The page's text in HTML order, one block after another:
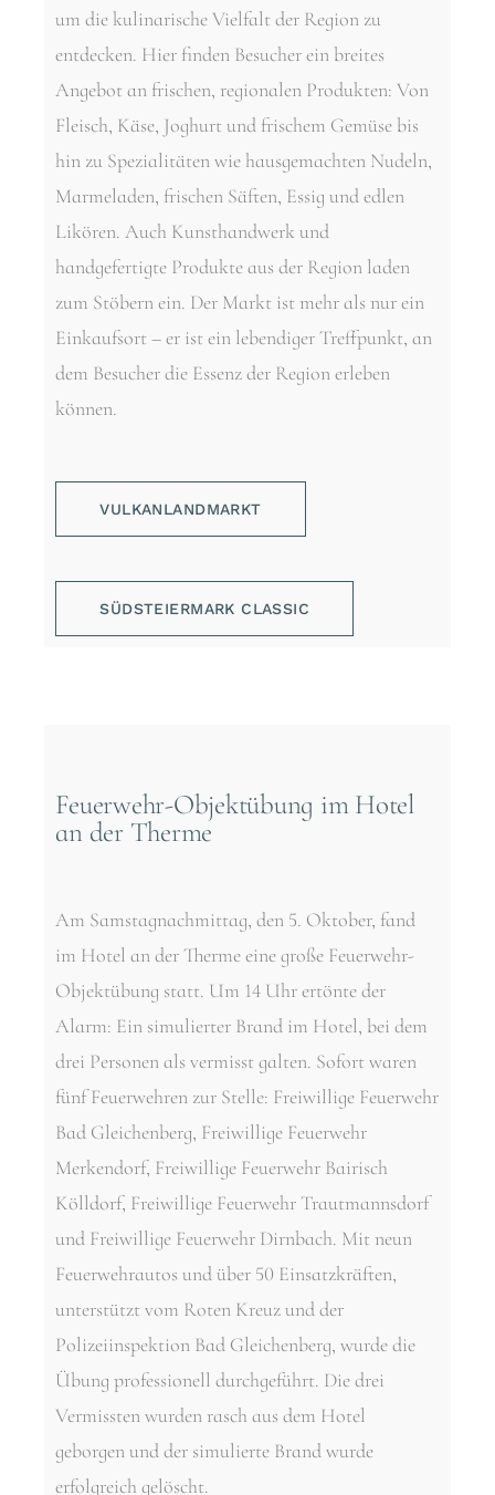
um die kulinarische Vielfalt der Region zu
entdecken. Hier finden Besucher ein breites
Angebot an frischen, regionalen Produkten: Von
Fleisch, Käse, Joghurt und frischem Gemüse bis
hin zu Spezialitäten wie hausgemachten Nudeln,
Marmeladen, frischen Säften, Essig und edlen
Likören. Auch Kunsthandwerk und
handgefertigte Produkte aus der Region laden
zum Stöbern ein. Der Markt ist mehr als nur ein
Einkaufsort – er ist ein lebendiger Treffpunkt, an
dem Besucher die Essenz der Region erleben
können.
VULKANLANDMARKT
SÜDSTEIERMARK CLASSIC
Feuerwehr-Objektübung im Hotel
an der Therme
Am Samstagnachmittag, den 5. Oktober, fand
im Hotel an der Therme eine große Feuerwehr-
Objektübung statt. Um 14 Uhr ertönte der
Alarm: Ein simulierter Brand im Hotel, bei dem
drei Personen als vermisst galten. Sofort waren
fünf Feuerwehren zur Stelle: Freiwillige Feuerwehr
Bad Gleichenberg, Freiwillige Feuerwehr
Merkendorf, Freiwillige Feuerwehr Bairisch
Kölldorf, Freiwillige Feuerwehr Trautmannsdorf
und Freiwillige Feuerwehr Dirnbach. Mit neun
Feuerwehrautos und über 50 Einsatzkräften,
unterstützt vom Roten Kreuz und der
Polizeiinspektion Bad Gleichenberg, wurde die
Übung professionell durchgeführt. Die drei
Vermissten wurden rasch aus dem Hotel
geborgen und der simulierte Brand wurde
erfolgreich gelöscht.